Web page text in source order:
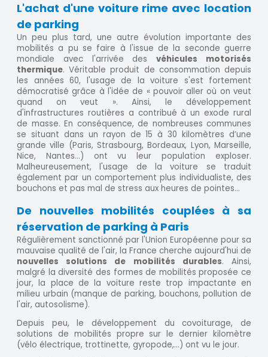
L'achat d'une voiture rime avec location
de parking
Un peu plus tard, une autre évolution importante des
mobilités a pu se faire à l'issue de la seconde guerre
mondiale avec l'arrivée desvéhicules motorisés
thermique. Véritable produit de consommation depuis
les années 60, l'usage de la voiture s'est fortement
démocratisé grâce à l'idée de « pouvoir aller où on veut
quand on veut ». Ainsi, le développement
d'infrastructures routières a contribué à un exode rural
de masse. En conséquence, de nombreuses communes
se situant dans un rayon de 15 à 30 kilomètres d’une
grande ville (Paris, Strasbourg, Bordeaux, Lyon, Marseille,
Nice, Nantes…) ont vu leur population exploser.
Malheureusement, l'usage de la voiture se traduit
également par un comportement plus individualiste, des
bouchons et pas mal de stress aux heures de pointes...
De nouvelles mobilités couplées à sa
réservation de parking à Paris
Régulièrement sanctionné par l'Union Européenne pour sa
mauvaise qualité de l'air, la France cherche aujourd'hui de
nouvelles solutions de mobilités durables. Ainsi,
malgré la diversité des formes de mobilités proposée ce
jour, la place de la voiture reste trop impactante en
milieu urbain (manque de parking, bouchons, pollution de
l'air, autosolisme).
Depuis peu, le développement du covoiturage, de
solutions de mobilités propre sur le dernier kilomètre
(vélo électrique, trottinette, gyropode,…) ont vu le jour.